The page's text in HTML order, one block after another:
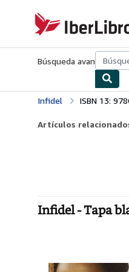
IberLibro.com
Búsqueda avanzada
Infidel ISBN 13:
Artículos
Infidel - Tapa